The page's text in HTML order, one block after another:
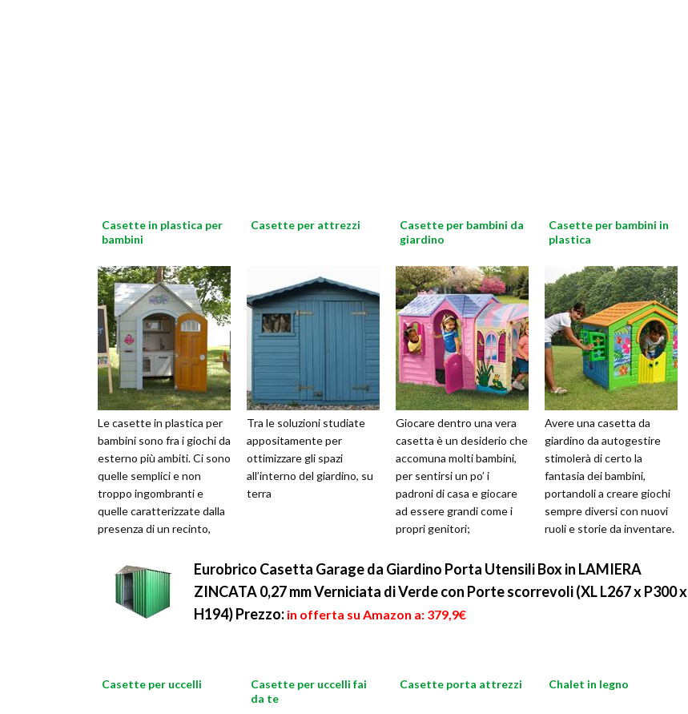
Casette in plastica per
bambini
Le casette in plastica per
bambini sono fra i giochi da
esterno più ambiti. Ci sono
quelle semplici e non
troppo ingombranti e
quelle caratterizzate dalla
presenza di un recinto,
Casette per attrezzi
Tra le soluzioni studiate
appositamente per
ottimizzare gli spazi
all’interno del giardino, su
terra
Casette per bambini da
giardino
Giocare dentro una vera
casetta è un desiderio che
accomuna molti bambini,
per sentirsi un po’ i
padroni di casa e giocare
ad essere grandi come i
propri genitori;
semplice, ed
Casette per bambini in
plastica
Avere una casetta da
giardino da autogestire
stimolerà di certo la
fantasia dei bambini,
portandoli a creare giochi
sempre diversi con nuovi
ruoli e storie da inventare.
vor
Eurobrico Casetta Garage da Giardino Porta Utensili Box in LAMIERA
ZINCATA 0,27 mm Verniciata di Verde con Porte scorrevoli (XL L267 x P300 x
H194)Prezzo: in offerta su Amazon a: 379,9€
Casette per uccelli
Casette per uccelli fai
da te
Casette porta attrezzi Chalet in legno